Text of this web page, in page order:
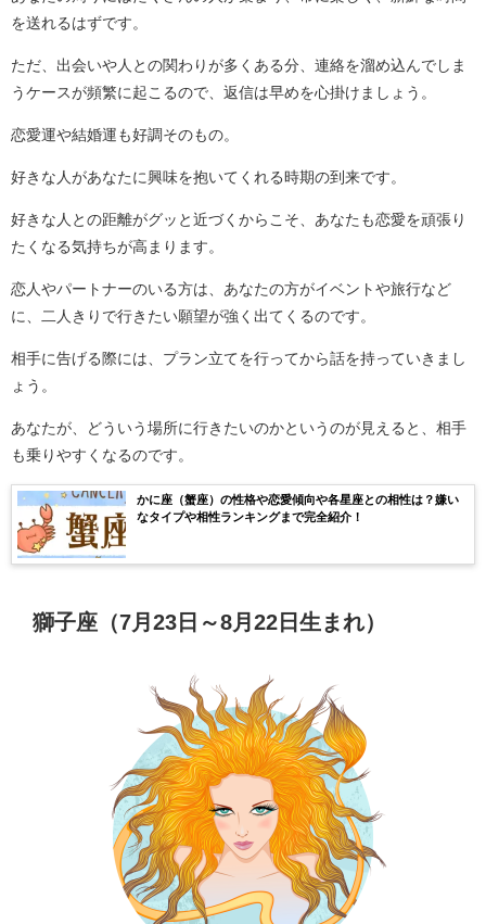
を送れるはずです。
ただ、出会いや人との関わりが多くある分、連絡を溜め込んでしま
うケースが頻繁に起こるので、返信は早めを心掛けましょう。
恋愛運や結婚運も好調そのもの。
好きな人があなたに興味を抱いてくれる時期の到来です。
好きな人との距離がグッと近づくからこそ、あなたも恋愛を頑張り
たくなる気持ちが高まります。
恋人やパートナーのいる方は、あなたの方がイベントや旅行など
に、二人きりで行きたい願望が強く出てくるのです。
相手に告げる際には、プラン立てを行ってから話を持っていきまし
ょう。
あなたが、どういう場所に行きたいのかというのが見えると、相手
も乗りやすくなるのです。
かに座（蟹座）の性格や恋愛傾向や各星座との相性は？嫌い
なタイプや相性ランキングまで完全紹介！
獅子座（7月23日～8月22日生まれ）